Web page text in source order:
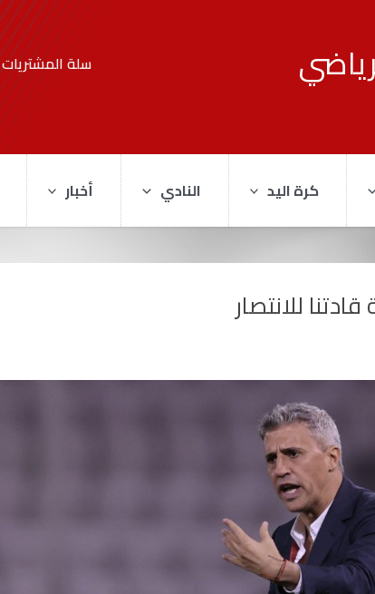
سلة المشتريات
كرة اليد النادي أخبار
للانتصار